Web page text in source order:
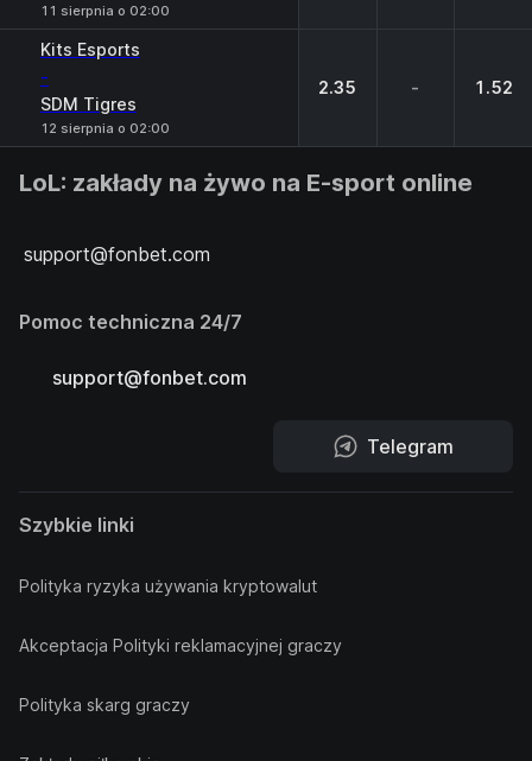
11 sierpnia o 02:00
Kits Esports
-
SDM Tigres
12 sierpnia o 02:00
2.35 - 1.52
LoL: zakłady na żywo na E-sport online
support@fonbet.com
Pomoc techniczna 24/7
support@fonbet.com
Telegram
Szybkie linki
Polityka ryzyka używania kryptowalut
Akceptacja Polityki reklamacyjnej graczy
Polityka skarg graczy